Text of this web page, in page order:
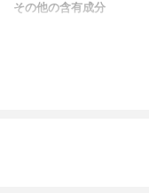
その他の含有成分